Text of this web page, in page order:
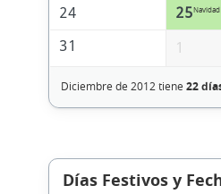
24
25Navidad
31
1
Diciembre de 2012 tiene 22
Días Festivos y